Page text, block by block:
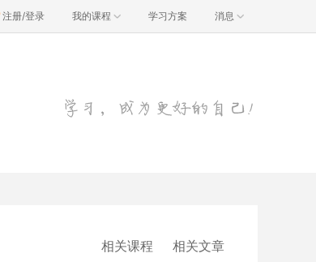
注册/登录 我的课程 学习方案 消息
相关文章
相关课程